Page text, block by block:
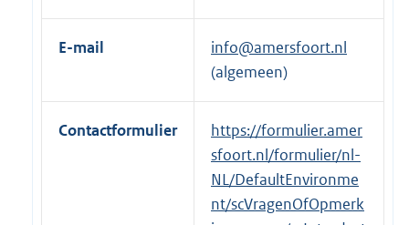
t
e
r
n
l
i
n
k
E-mail
info@amersfoort.nl
(algemeen)
Contactformulier
E
x
t
e
https://formulier.amer
sfoort.nl/formulier/nl-
NL/DefaultEnvironme
nt/scVragenOfOpmerk